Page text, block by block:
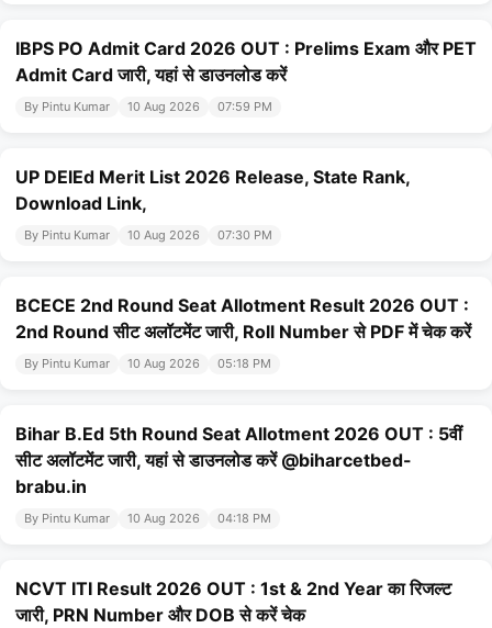
IBPS PO Admit Card 2026 OUT : Prelims Exam और PET
Admit Card जारी, यहां से डाउनलोड करें
By Pintu Kumar 10 Aug 2026 07:59 PM
UP DElEd Merit List 2026 Release, State Rank,
Download Link,
By Pintu Kumar 10 Aug 2026 07:30 PM
BCECE 2nd Round Seat Allotment Result 2026 OUT :
2nd Round सीट अलॉटमेंट जारी, Roll Number से PDF में चेक करें
By Pintu Kumar 10 Aug 2026 05:18 PM
Bihar B.Ed 5th Round Seat Allotment 2026 OUT : 5वीं
सीट अलॉटमेंट जारी, यहां से डाउनलोड करें @biharcetbed-
brabu.in
By Pintu Kumar 10 Aug 2026 04:18 PM
NCVT ITI Result 2026 OUT : 1st & 2nd Year का रिजल्ट
जारी, PRN Number और DOB से करें चेक